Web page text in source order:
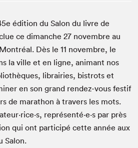
édition du Salon du livre de
ce dimanche 27 novembre au
Dès le 11 novembre, le
la ville et en ligne, animant nos
librairies, bistrots et
en son grand rendez-vous festif
de marathon à travers les mots.
représenté·e·s par près
qui ont participé cette année aux
Salon.